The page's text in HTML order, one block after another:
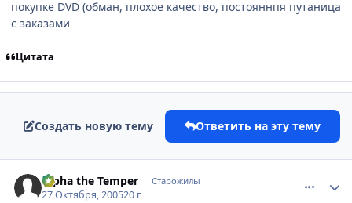
покупке DVD (обман, плохое качество, постояннпя путаница
с заказами
Цитата
Создать новую тему Ответить на эту тему
Alpha the Temper Старожилы
27 Октября, 200520 г